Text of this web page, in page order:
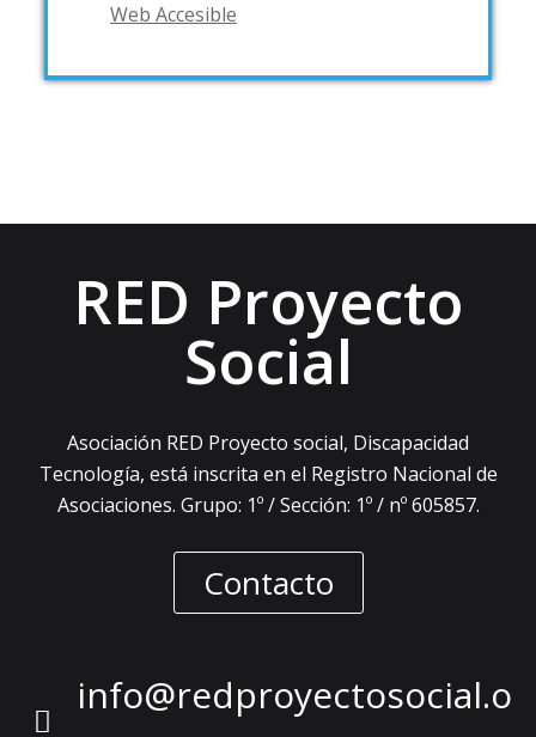
Web Accesible
RED Proyecto
Social
Asociación RED Proyecto social, Discapacidad
Tecnología, está inscrita en el Registro Nacional de
Asociaciones. Grupo: 1º / Sección: 1º / nº 605857.
Contacto
info@redproyectosocial.o